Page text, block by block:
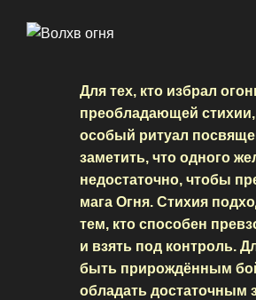
Для тех, кто избрал
преобладающей
особый ритуал
заметить, что одного
недостаточно, чтобы
мага Огня. Стихия
тем, кто способен
и взять под контроль.
быть прирождённым
обладать достаточным